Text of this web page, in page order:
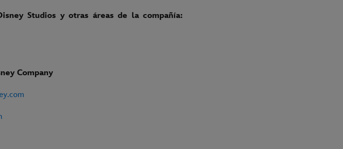
Studios y otras áreas de la compañía:
Company